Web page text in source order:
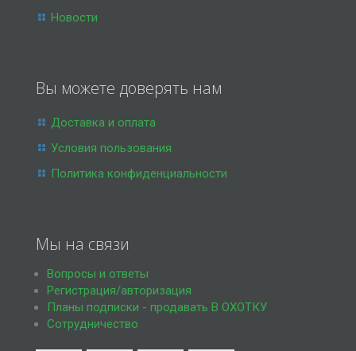
Новости
Вы можете доверять нам
Доставка и оплата
Условия пользования
Политика конфиденциальности
Мы на связи
Вопросы и ответы
Регистрация/авторизация
Планы подписки - продавать В ОХОТКУ
Сотрудничество